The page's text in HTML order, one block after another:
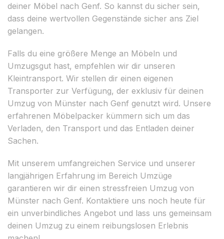
deiner Möbel nach Genf. So kannst du sicher sein,
dass deine wertvollen Gegenstände sicher ans Ziel
gelangen.
Falls du eine größere Menge an Möbeln und
Umzugsgut hast, empfehlen wir dir unseren
Kleintransport. Wir stellen dir einen eigenen
Transporter zur Verfügung, der exklusiv für deinen
Umzug von Münster nach Genf genutzt wird. Unsere
erfahrenen Möbelpacker kümmern sich um das
Verladen, den Transport und das Entladen deiner
Sachen.
Mit unserem umfangreichen Service und unserer
langjährigen Erfahrung im Bereich Umzüge
garantieren wir dir einen stressfreien Umzug von
Münster nach Genf. Kontaktiere uns noch heute für
ein unverbindliches Angebot und lass uns gemeinsam
deinen Umzug zu einem reibungslosen Erlebnis